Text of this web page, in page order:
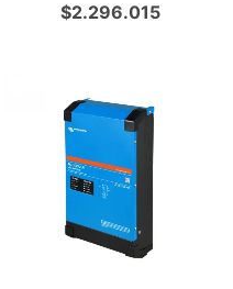
$2.296.015